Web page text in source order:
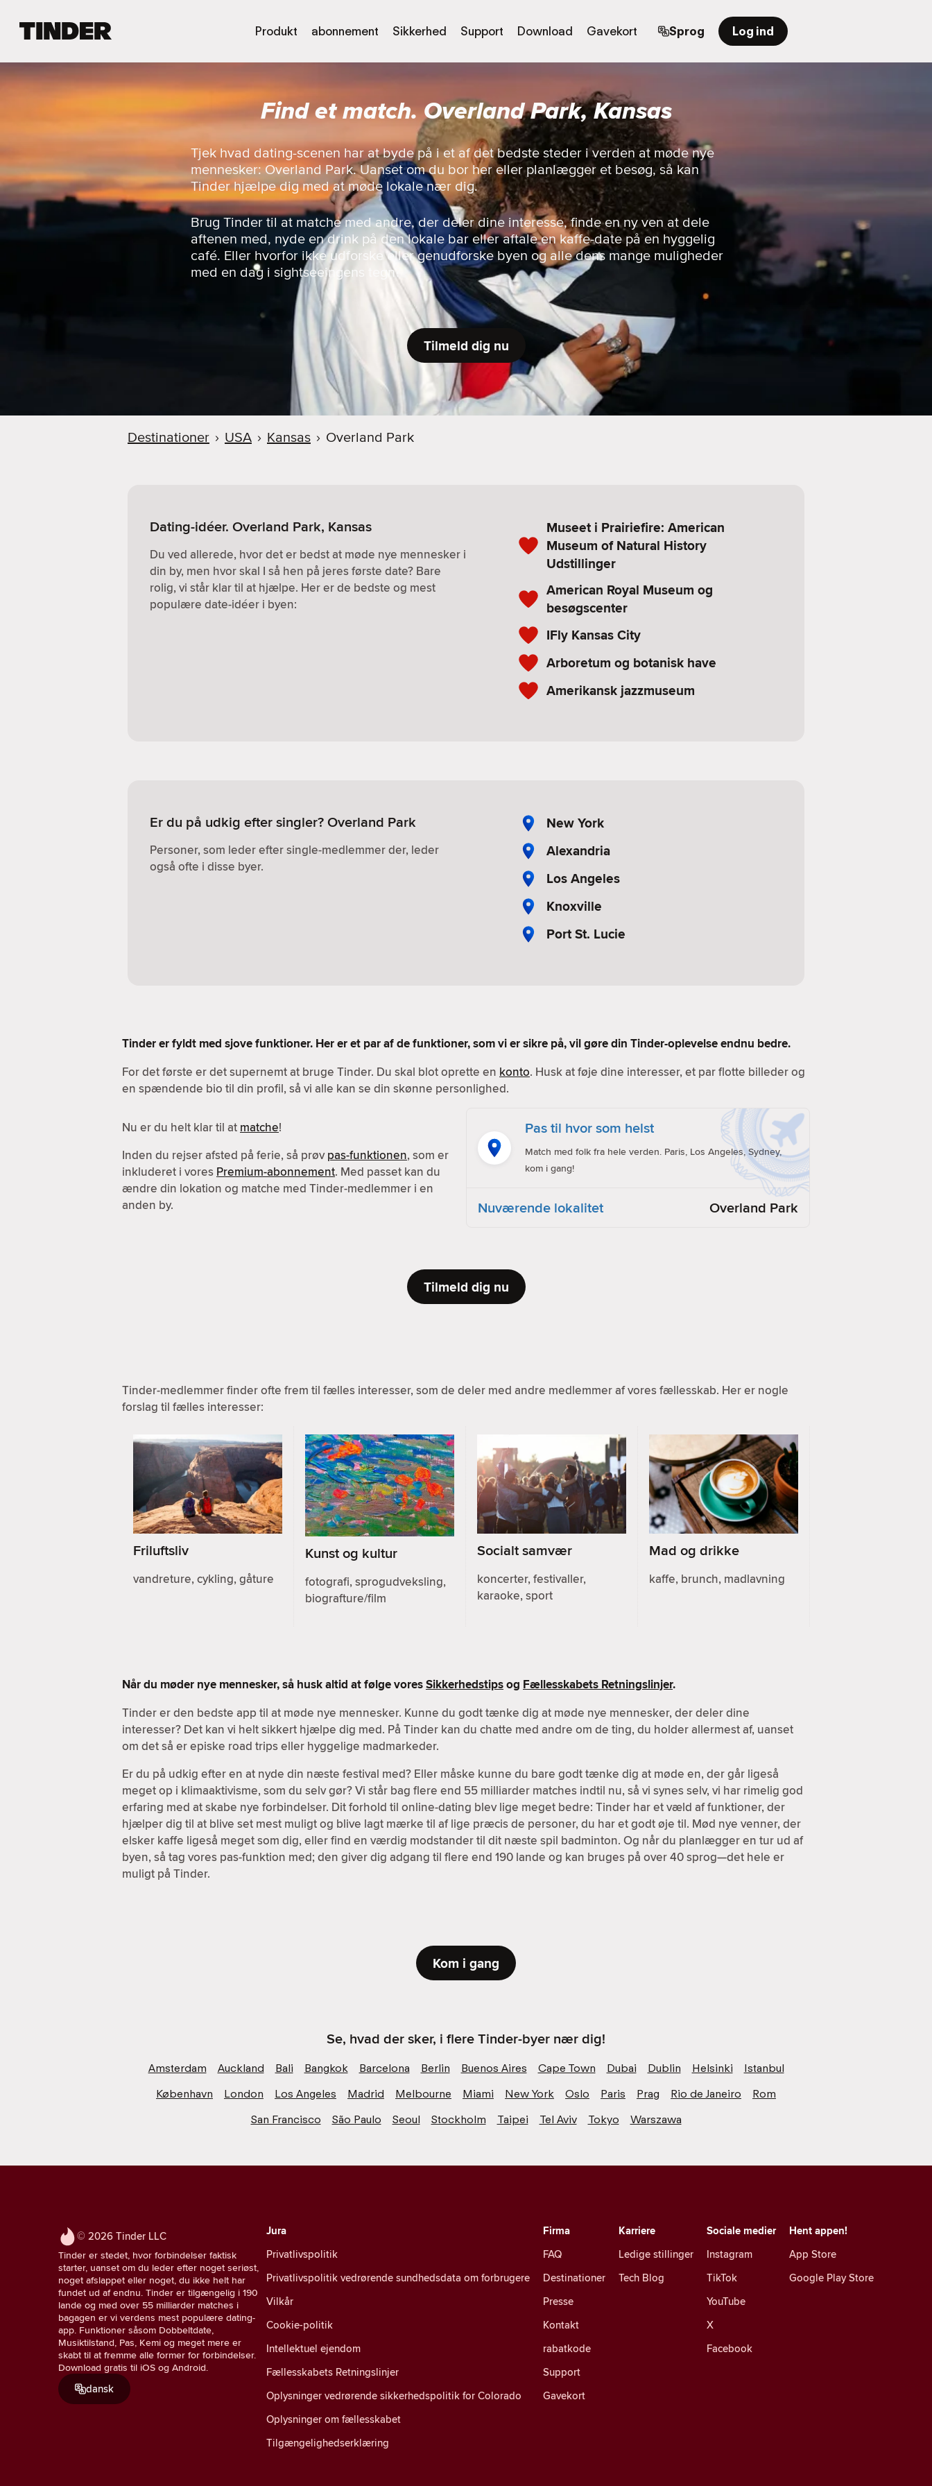
e
r
t
s
Produkt abonnement Sikkerhed Support Download Gavekort Sprog Log ind
Find et match. Overland Park, Kansas
Tjek hvad dating-scenen har at byde på i et af det bedste steder i verden at møde nye
mennesker: Overland Park. Uanset om du bor her eller planlægger et besøg, så kan
Tinder hjælpe dig med at møde lokale nær dig.
Brug Tinder til at matche med andre, der deler dine interesse, finde en ny ven at dele
aftenen med, nyde en drink på den lokale bar eller aftale en kaffe-date på en hyggelig
café. Eller hvorfor ikke udforske eller genudforske byen og alle dens mange muligheder
med en dag i sightseeingens tegn?
Tilmeld dig nu
Destinationer › USA › Kansas › Overland Park
Dating-idéer. Overland Park, Kansas
Du ved allerede, hvor det er bedst at møde nye mennesker i
din by, men hvor skal I så hen på jeres første date? Bare
rolig, vi står klar til at hjælpe. Her er de bedste og mest
populære date-idéer i byen:
Museet i Prairiefire: American
Museum of Natural History
Udstillinger
American Royal Museum og
besøgscenter
IFly Kansas City
Arboretum og botanisk have
Amerikansk jazzmuseum
Er du på udkig efter singler? Overland Park
Personer, som leder efter single-medlemmer der, leder
også ofte i disse byer.
New York
Alexandria
Los Angeles
Knoxville
Port St. Lucie
Tinder er fyldt med sjove funktioner. Her er et par af de funktioner, som vi er sikre på, vil gøre din Tinder-oplevelse endnu bedre.
For det første er det supernemt at bruge Tinder. Du skal blot oprette en konto. Husk at føje dine interesser, et par flotte billeder og
en spændende bio til din profil, så vi alle kan se din skønne personlighed.
Nu er du helt klar til at matche!
Inden du rejser afsted på ferie, så prøvpas-funktionen, som er
inkluderet i vores Premium-abonnement. Med passet kan du
ændre din lokation og matche med Tinder-medlemmer i en
anden by.
Pas til hvor som helst
Match med folk fra hele verden. Paris, Los Angeles, Sydney,
kom i gang!
Nuværende lokalitet Overland Park
Tilmeld dig nu
Tinder-medlemmer finder ofte frem til fælles interesser, som de deler med andre medlemmer af vores fællesskab. Her er nogle
forslag til fælles interesser:
Friluftsliv
vandreture, cykling, gåture
Kunst og kultur
fotografi, sprogudveksling,
biografture/film
Socialt samvær
koncerter, festivaller,
karaoke, sport
Mad og drikke
kaffe, brunch, madlavning
Når du møder nye mennesker, så husk altid at følge voresSikkerhedstipsog Fællesskabets Retningslinjer.
Tinder er den bedste app til at møde nye mennesker. Kunne du godt tænke dig at møde nye mennesker, der deler dine
interesser? Det kan vi helt sikkert hjælpe dig med. På Tinder kan du chatte med andre om de ting, du holder allermest af, uanset
om det så er episke road trips eller hyggelige madmarkeder.
Er du på udkig efter en at nyde din næste festival med? Eller måske kunne du bare godt tænke dig at møde en, der går ligeså
meget op i klimaaktivisme, som du selv gør? Vi står bag flere end 55 milliarder matches indtil nu, så vi synes selv, vi har rimelig god
erfaring med at skabe nye forbindelser. Dit forhold til online-dating blev lige meget bedre: Tinder har et væld af funktioner, der
hjælper dig til at blive set mest muligt og blive lagt mærke til af lige præcis de personer, du har et godt øje til. Mød nye venner, der
elsker kaffe ligeså meget som dig, eller find en værdig modstander til dit næste spil badminton. Og når du planlægger en tur ud af
byen, så tag vores pas-funktion med; den giver dig adgang til flere end 190 lande og kan bruges på over 40 sprog—det hele er
muligt på Tinder.
Kom i gang
Se, hvad der sker, i flere Tinder-byer nær dig!
Amsterdam Auckland Bali Bangkok Barcelona Berlin Buenos Aires Cape Town Dubai Dublin Helsinki
Istanbul
København
London Los Angeles Madrid Melbourne Miami New York Oslo Paris Prag Rio de Janeiro
Rom
San Francisco
São Paulo Seoul Stockholm Taipei Tel Aviv Tokyo Warszawa
© 2026 Tinder LLC
Tinder er stedet, hvor forbindelser faktisk
starter, uanset om du leder efter noget seriøst,
noget afslappet eller noget, du ikke helt har
fundet ud af endnu. Tinder er tilgængelig i 190
lande og med over 55 milliarder matches i
bagagen er vi verdens mest populære dating-
app. Funktioner såsom Dobbeltdate,
Musiktilstand, Pas, Kemi og meget mere er
skabt til at fremme alle former for forbindelser.
Download gratis til iOS og Android.
dansk
Sociale medier
Instagram
TikTok
YouTube
X
Facebook
Jura
Privatlivspolitik
Privatlivspolitik vedrørende sundhedsdata om forbrugere
Vilkår
Cookie-politik
Intellektuel ejendom
Fællesskabets Retningslinjer
Oplysninger vedrørende sikkerhedspolitik for Colorado
Oplysninger om fællesskabet
Tilgængelighedserklæring
Karriere
Ledige stillinger
Tech Blog
Firma
FAQ
Destinationer
Presse
Kontakt
rabatkode
Support
Gavekort
Hent appen!
App Store
Google Play Store